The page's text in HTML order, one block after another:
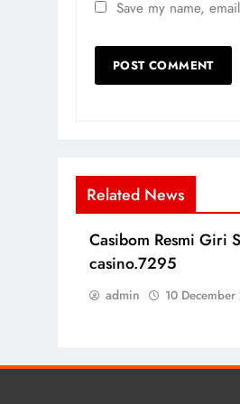
Save my name,
Related News
Casibom Resmi Giri
casino.7295
admin 10